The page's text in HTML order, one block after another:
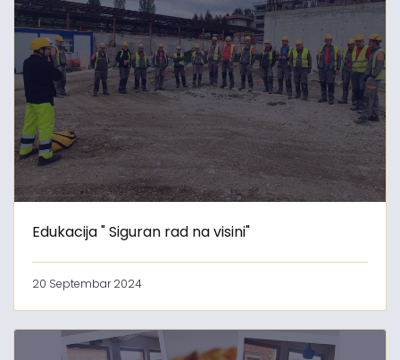
Edukacija " Siguran rad na visini"
20 Septembar 2024